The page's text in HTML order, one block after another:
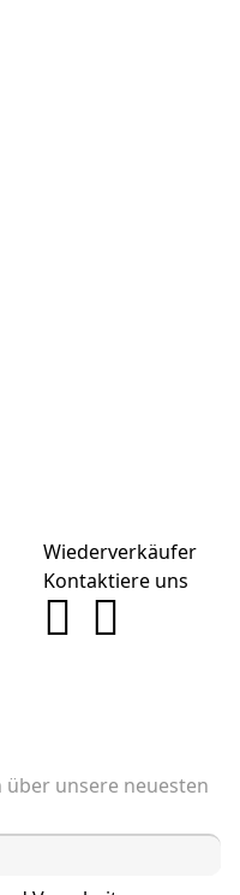
Wiederverkäufer
Kontaktiere uns
über unsere neuesten